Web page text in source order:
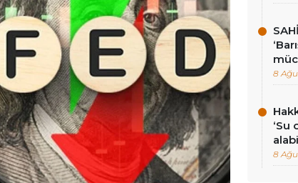
8
‘Su
8